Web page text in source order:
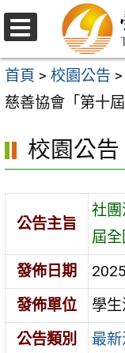
跳
至
主
要
容
區
選
單
首頁 > 校園公告 >
慈善協會「第十
校園公告
公告主旨
社
屆全
發佈日期
發佈單位
學生
公告類別
最